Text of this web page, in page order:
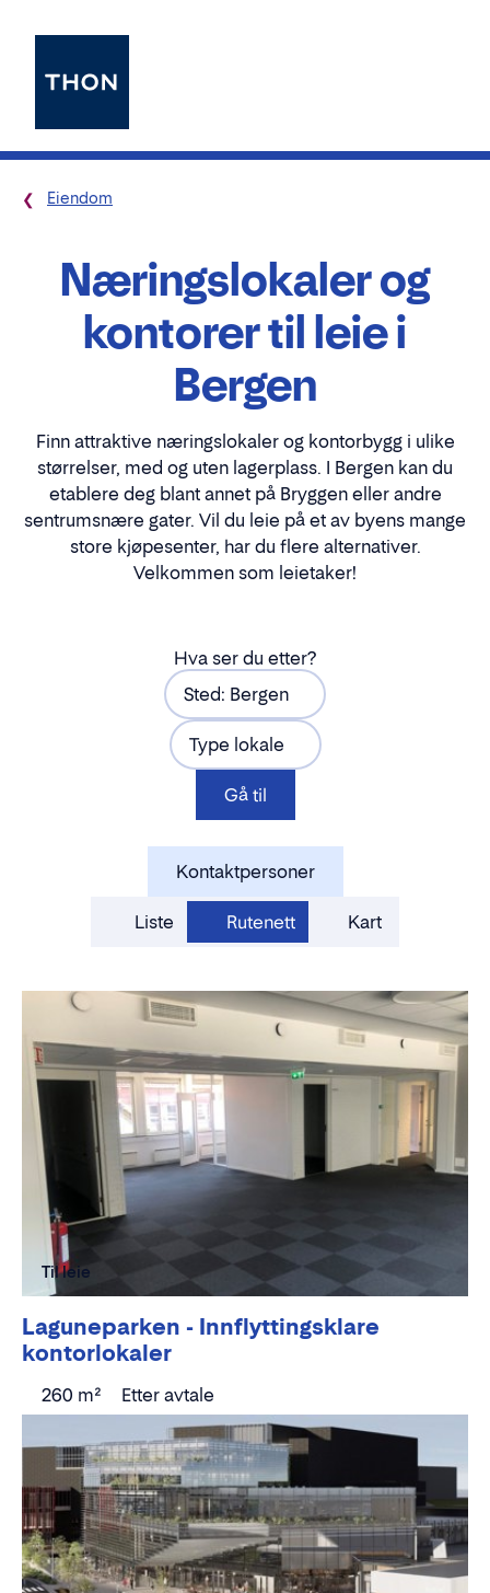
Eiendom
Næringslokaler og
kontorer til leie i
Bergen
Finn attraktive næringslokaler og kontorbygg i ulike
størrelser, med og uten lagerplass. I Bergen kan du
etablere deg blant annet på Bryggen eller andre
sentrumsnære gater. Vil du leie på et av byens mange
store kjøpesenter, har du flere alternativer.
Velkommen som leietaker!
Hva ser du etter?
Sted: Bergen
Type lokale
Gå til
Kontaktpersoner
Liste Rutenett Kart
Laguneparken - Innflyttingsklare
kontorlokaler
260 m² Etter avtale
Til leie